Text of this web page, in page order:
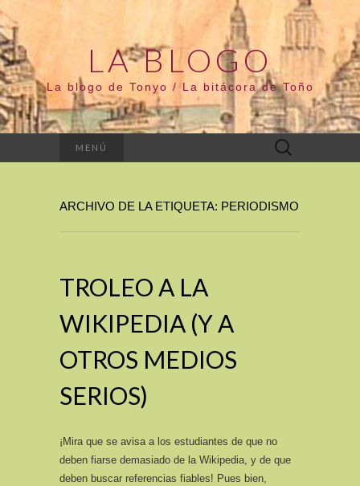
LA BLOGO
La blogo de Tonyo / La bitácora de Toño
MENÚ Buscar:
ARCHIVO DE LA ETIQUETA: PERIODISMO
TROLEO A LA
WIKIPEDIA (Y A
OTROS MEDIOS
SERIOS)
¡Mira que se avisa a los estudiantes de que no
deben fiarse demasiado de la Wikipedia, y de que
deben buscar referencias fiables! Pues bien,